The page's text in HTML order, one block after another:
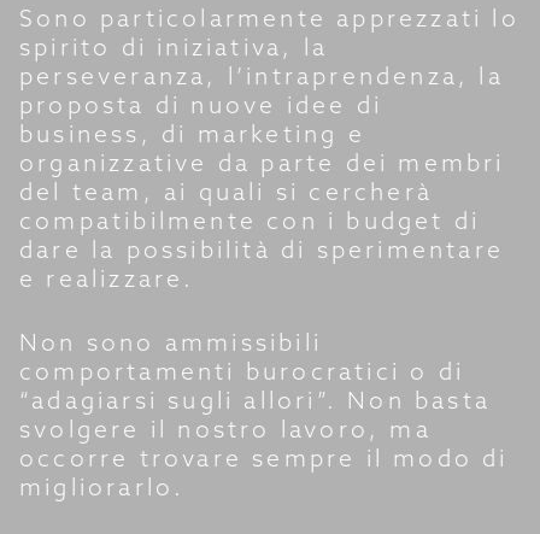
Sono particolarmente apprezzati lo
spirito di iniziativa, la
perseveranza, l’intraprendenza, la
proposta di nuove idee di
business, di marketing e
organizzative da parte dei membri
del team, ai quali si cercherà
compatibilmente con i budget di
dare la possibilità di sperimentare
e realizzare.
Non sono ammissibili
comportamenti burocratici o di
“adagiarsi sugli allori”. Non basta
svolgere il nostro lavoro, ma
occorre trovare sempre il modo di
migliorarlo.